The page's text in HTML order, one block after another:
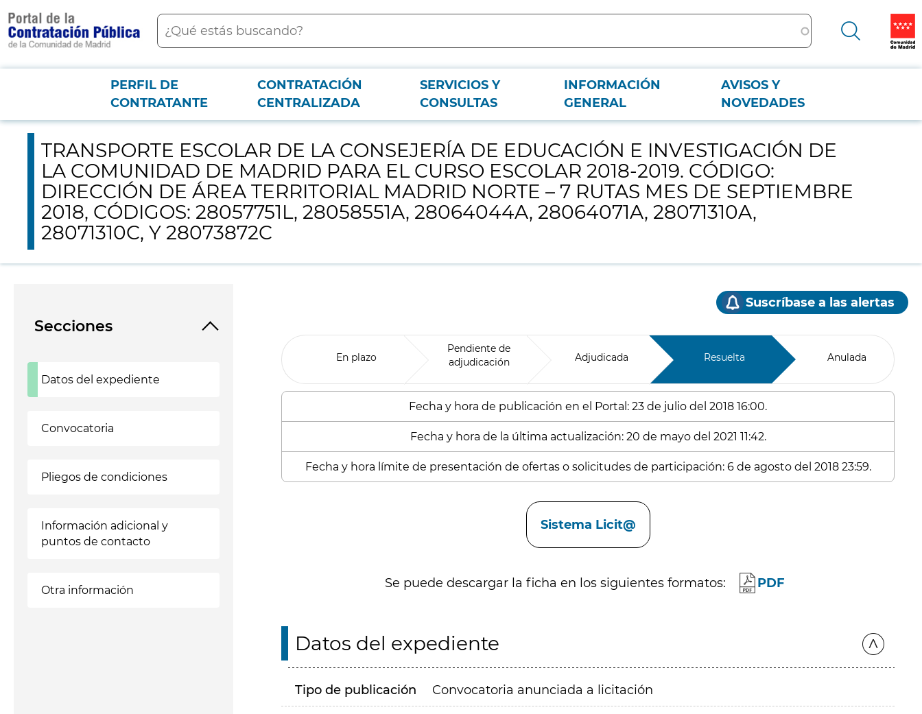
contenido
principal
Buscar
Menú PCON
PERFIL DE
CONTRATANTE
CONTRATACIÓN
CENTRALIZADA
SERVICIOS Y
CONSULTAS
INFORMACIÓN
GENERAL
AVISOS Y
NOVEDADES
TRANSPORTE ESCOLAR DE LA CONSEJERÍA DE EDUCACIÓN E INVESTIGACIÓN DE LA COMUNIDAD DE MADRID PARA EL CURSO ESCOLAR 2018-2019. CÓDIGO: DIRECCIÓN DE ÁREA TERRITORIAL MADRID NORTE
– 7 RUTAS MES DE SEPTIEMBRE 2018, CÓDIGOS: 28057751L, 28058551A, 28064044A, 28064071A, 28071310A, 28071310C, Y 28073872C
TRANSPORTE ESCOLAR DE LA CONSEJERÍA DE EDUCACIÓN E INVESTIGACIÓN DE
LA COMUNIDAD DE MADRID PARA EL CURSO ESCOLAR 2018-2019. CÓDIGO:
DIRECCIÓN DE ÁREA TERRITORIAL MADRID NORTE – 7 RUTAS MES DE SEPTIEMBRE
2018, CÓDIGOS: 28057751L, 28058551A, 28064044A, 28064071A, 28071310A,
28071310C, Y 28073872C
Secciones
Datos del expediente
Convocatoria
Pliegos de condiciones
Información adicional y
puntos de contacto
Otra información
Suscríbase a las alertas
En plazo
Pendiente de
adjudicación
Adjudicada Resuelta Anulada
Fecha y hora de publicación en el Portal: 23 de julio del 2018 16:00.
Fecha y hora de la última actualización: 20 de mayo del 2021 11:42.
Fecha y hora límite de presentación de ofertas o solicitudes de participación: 6 de agosto del 2018 23:59.
Sistema Licit@
Se puede descargar la ficha en los siguientes formatos: PDF
Datos del expediente
Tipo de publicación Convocatoria anunciada a licitación